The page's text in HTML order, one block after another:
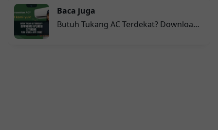
Baca juga
Butuh Tukang AC Terdekat? Download